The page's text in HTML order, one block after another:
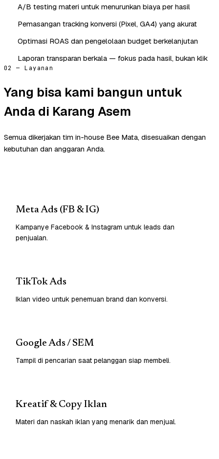
A/B testing materi untuk menurunkan biaya per hasil
Pemasangan tracking konversi (Pixel, GA4) yang akurat
Optimasi ROAS dan pengelolaan budget berkelanjutan
Laporan transparan berkala — fokus pada hasil, bukan klik
02 — Layanan
Yang bisa kami bangun untuk
Anda di Karang Asem
Semua dikerjakan tim in-house Bee Mata, disesuaikan dengan
kebutuhan dan anggaran Anda.
Meta Ads (FB & IG)
Kampanye Facebook & Instagram untuk leads dan
penjualan.
TikTok Ads
Iklan video untuk penemuan brand dan konversi.
Google Ads / SEM
Tampil di pencarian saat pelanggan siap membeli.
Kreatif & Copy Iklan
Materi dan naskah iklan yang menarik dan menjual.